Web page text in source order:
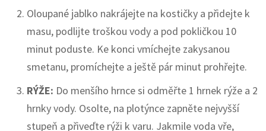
Oloupané jablko nakrájejte na kostičky a přidejte k
masu, podlijte troškou vody a pod pokličkou 10
minut poduste. Ke konci vmíchejte zakysanou
smetanu, promíchejte a ještě pár minut prohřejte.
RÝŽE: Do menšího hrnce si odměřte 1 hrnek rýže a 2
hrnky vody. Osolte, na plotýnce zapněte nejvyšší
stupeň a přiveďte rýži k varu. Jakmile voda vře,